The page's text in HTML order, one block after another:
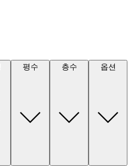
평수 층수 옵션